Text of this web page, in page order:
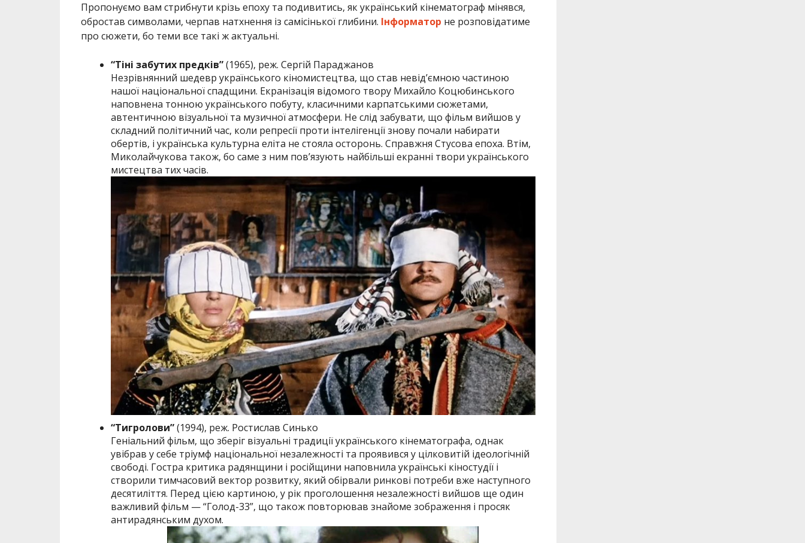
Пропонуємо вам стрибнути крізь епоху та подивитись, як український кінематограф мінявся,
обростав символами, черпав натхнення із самісінької глибини. Інформатор не розповідатиме
про сюжети, бо теми все такі ж актуальні.
“Тіні забутих предків”(1965), реж. Сергій Параджанов
Незрівнянний шедевр українського кіномистецтва, що став невід’ємною частиною
нашої національної спадщини. Екранізація відомого твору Михайло Коцюбинського
наповнена тонною українського побуту, класичними карпатськими сюжетами,
автентичною візуальної та музичної атмосфери. Не слід забувати, що фільм вийшов у
складний політичний час, коли репресії проти інтелігенції знову почали набирати
обертів, і українська культурна еліта не стояла осторонь. Справжня Стусова епоха. Втім,
Миколайчукова також, бо саме з ним пов’язують найбільші екранні твори українського
мистецтва тих часів.
“Тигролови”(1994), реж. Ростислав Синько
Геніальний фільм, що зберіг візуальні традиції українського кінематографа, однак
увібрав у себе тріумф національної незалежності та проявився у цілковитій ідеологічній
свободі. Гостра критика радянщини і російщини наповнила українські кіностудії і
створили тимчасовий вектор розвитку, який обірвали ринкові потреби вже наступного
десятиліття. Перед цією картиною, у рік проголошення незалежності вийшов ще один
важливий фільм — “Голод-33”, що також повторював знайоме зображення і просяк
антирадянським духом.